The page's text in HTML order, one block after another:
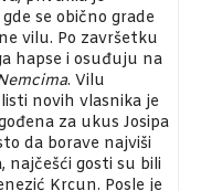
se obično grade
vilu. Po završetku
hapse i osuđuju na
. Vilu
novih vlasnika je
za ukus Josipa
da borave najviši
najčešći gosti su bili
Krcun. Posle je